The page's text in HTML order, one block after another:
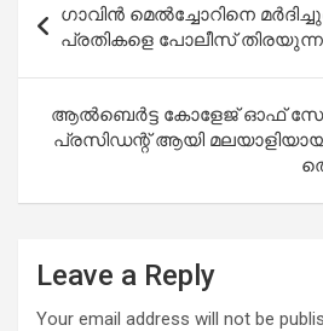
navigation
ഗാവിൻ മെൽച്ചോറിനെ
പ്രതികളെ പോലീസ്
ആൽബെർട്ട കോളേജ് ഓഫ്
പ്രസിഡന്റ് ആയി
Leave a Reply
Your email address will not be